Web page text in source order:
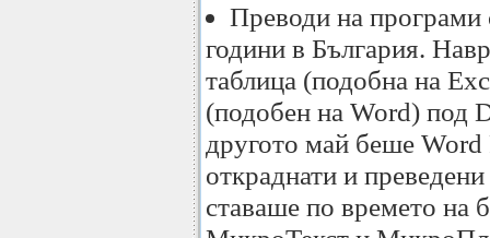
Преводи на програми
години в България.
таблица (подобна на
(подобен на Word) под
другото май беше Word
откраднати и
ставаше по времето на